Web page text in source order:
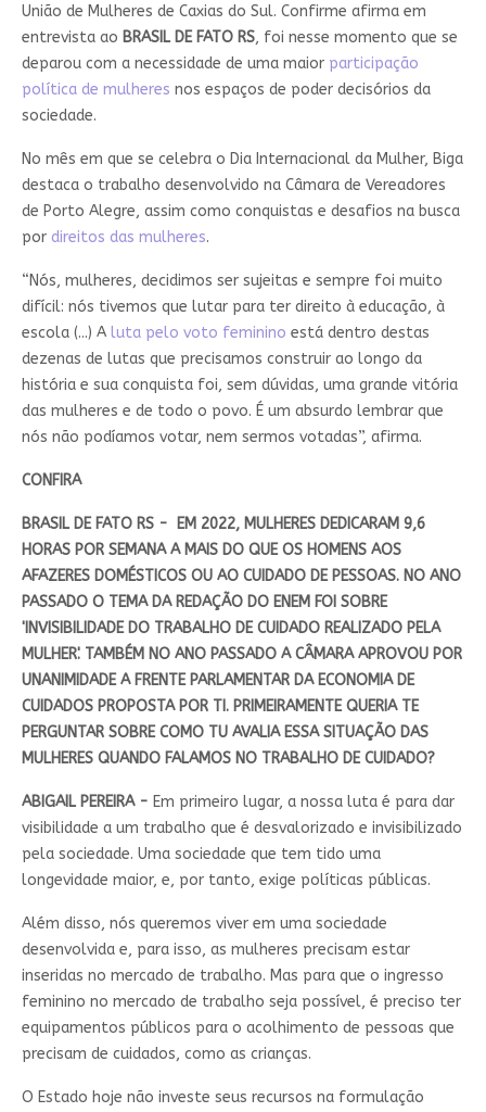
União de Mulheres de Caxias do Sul. Confirme afirma em
entrevista ao BRASIL DE FATO RS, foi nesse momento que se
deparou com a necessidade de uma maior participação
política de mulheres nos espaços de poder decisórios da
sociedade.
No mês em que se celebra o Dia Internacional da Mulher, Biga
destaca o trabalho desenvolvido na Câmara de Vereadores
de Porto Alegre, assim como conquistas e desafios na busca
por direitos das mulheres.
“Nós, mulheres, decidimos ser sujeitas e sempre foi muito
difícil: nós tivemos que lutar para ter direito à educação, à
escola (...) A luta pelo voto feminino está dentro destas
dezenas de lutas que precisamos construir ao longo da
história e sua conquista foi, sem dúvidas, uma grande vitória
das mulheres e de todo o povo. É um absurdo lembrar que
nós não podíamos votar, nem sermos votadas”, afirma.
CONFIRA
BRASIL DE FATO RS - EM 2022, MULHERES DEDICARAM 9,6
HORAS POR SEMANA A MAIS DO QUE OS HOMENS AOS
AFAZERES DOMÉSTICOS OU AO CUIDADO DE PESSOAS. NO ANO
PASSADO O TEMA DA REDAÇÃO DO ENEM FOI SOBRE
'INVISIBILIDADE DO TRABALHO DE CUIDADO REALIZADO PELA
MULHER'. TAMBÉM NO ANO PASSADO A CÂMARA APROVOU POR
UNANIMIDADE A FRENTE PARLAMENTAR DA ECONOMIA DE
CUIDADOS PROPOSTA POR TI. PRIMEIRAMENTE QUERIA TE
PERGUNTAR SOBRE COMO TU AVALIA ESSA SITUAÇÃO DAS
MULHERES QUANDO FALAMOS NO TRABALHO DE CUIDADO?
ABIGAIL PEREIRA - Em primeiro lugar, a nossa luta é para dar
visibilidade a um trabalho que é desvalorizado e invisibilizado
pela sociedade. Uma sociedade que tem tido uma
longevidade maior, e, por tanto, exige políticas públicas.
Além disso, nós queremos viver em uma sociedade
desenvolvida e, para isso, as mulheres precisam estar
inseridas no mercado de trabalho. Mas para que o ingresso
feminino no mercado de trabalho seja possível, é preciso ter
equipamentos públicos para o acolhimento de pessoas que
precisam de cuidados, como as crianças.
O Estado hoje não investe seus recursos na formulação